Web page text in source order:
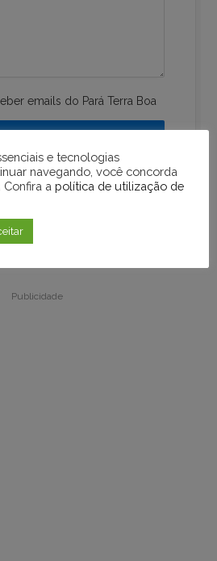
emails do Pará Terra Boa
Publicidade
e tecnologias
navegando, você concorda
a política de utilização de